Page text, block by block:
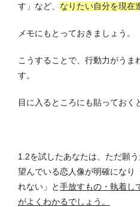
す」など、 なりたい自分を現在
メモにもとっておきましょう。
こうすることで、行動力がうま
す。
目に入るところにも貼っておく
1.2を試したあなたは、ただ願
望んでいる恋人像が明確になり
れない」と手放すもの・執着し
がよくわかるでしょう。